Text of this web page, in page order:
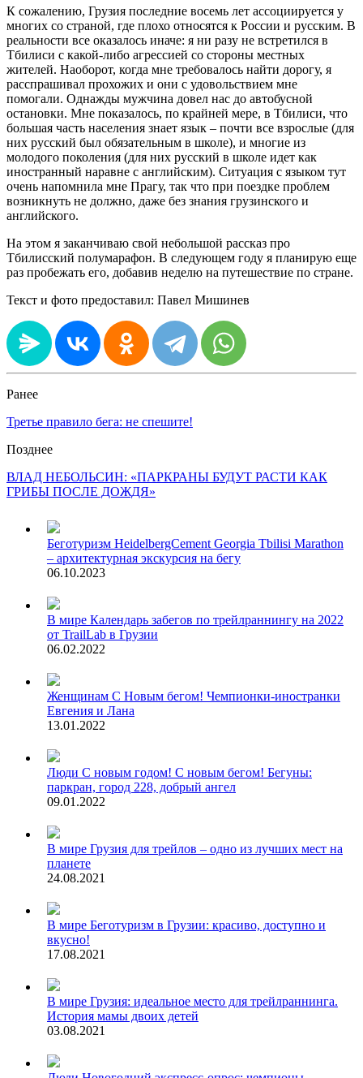
К сожалению, Грузия последние восемь лет ассоциируется у
многих со страной, где плохо относятся к России и русским. В
реальности все оказалось иначе: я ни разу не встретился в
Тбилиси с какой-либо агрессией со стороны местных
жителей. Наоборот, когда мне требовалось найти дорогу, я
расспрашивал прохожих и они с удовольствием мне
помогали. Однажды мужчина довел нас до автобусной
остановки. Мне показалось, по крайней мере, в Тбилиси, что
большая часть населения знает язык – почти все взрослые (для
них русский был обязательным в школе), и многие из
молодого поколения (для них русский в школе идет как
иностранный наравне с английским). Ситуация с языком тут
очень напомнила мне Прагу, так что при поездке проблем
возникнуть не должно, даже без знания грузинского и
английского.
На этом я заканчиваю свой небольшой рассказ про
Тбилисский полумарафон. В следующем году я планирую еще
раз пробежать его, добавив неделю на путешествие по стране.
Текст и фото предоставил: Павел Мишинев
Ранее
Третье правило бега: не спешите!
Позднее
ВЛАД НЕБОЛЬСИН: «ПАРКРАНЫ БУДУТ РАСТИ КАК
ГРИБЫ ПОСЛЕ ДОЖДЯ»
Беготуризм HeidelbergCement Georgia Tbilisi Marathon
– архитектурная экскурсия на бегу
06.10.2023
В мире Календарь забегов по трейлраннингу на 2022
от TrailLab в Грузии
06.02.2022
Женщинам С Новым бегом! Чемпионки-иностранки
Евгения и Лана
13.01.2022
Люди С новым годом! С новым бегом! Бегуны:
паркран, город 228, добрый ангел
09.01.2022
В мире Грузия для трейлов – одно из лучших мест на
планете
24.08.2021
В мире Беготуризм в Грузии: красиво, доступно и
вкусно!
17.08.2021
В мире Грузия: идеальное место для трейлраннинга.
История мамы двоих детей
03.08.2021